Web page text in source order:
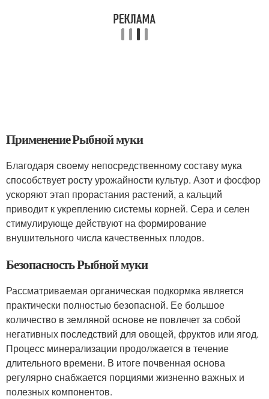
Применение Рыбной муки
Благодаря своему непосредственному составу мука
способствует росту урожайности культур. Азот и фосфор
ускоряют этап прорастания растений, а кальций
приводит к укреплению системы корней. Сера и селен
стимулирующе действуют на формирование
внушительного числа качественных плодов.
Безопасность Рыбной муки
Рассматриваемая органическая подкормка является
практически полностью безопасной. Ее большое
количество в земляной основе не повлечет за собой
негативных последствий для овощей, фруктов или ягод.
Процесс минерализации продолжается в течение
длительного времени. В итоге почвенная основа
регулярно снабжается порциями жизненно важных и
полезных компонентов.